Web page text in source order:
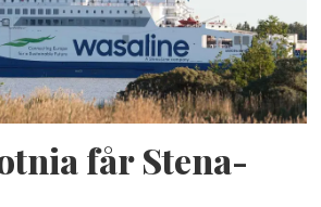
får Stena-